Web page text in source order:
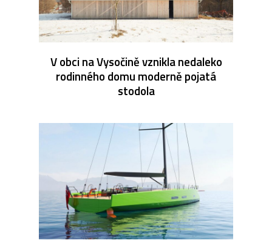
V obci na Vysočině vznikla nedaleko
rodinného domu moderně pojatá
stodola